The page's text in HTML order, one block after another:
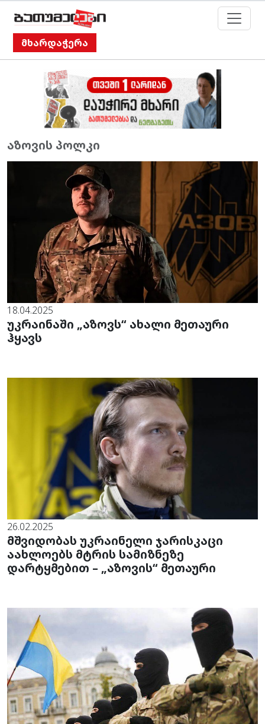
მხარდაჭერა
აზოვის პოლკი
18.04.2025
უკრაინაში „აზოვს“ ახალი მეთაური
ჰყავს
26.02.2025
მშვიდობას უკრაინელი ჯარისკაცი
აახლოებს მტრის სამიზნეზე
დარტყმებით – „აზოვის“ მეთაური